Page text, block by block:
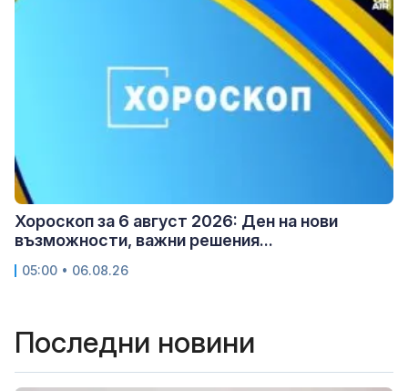
Хороскоп за 6 август 2026: Ден на нови
възможности, важни решения...
05:00 • 06.08.26
Последни новини